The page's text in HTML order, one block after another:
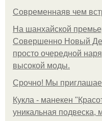
Современнаяв чем
На шанхайской
Совершенно Новый
просто очередной
высокой моды.
Срочно! Мы
Кукла - манекен
уникальная подвеска,